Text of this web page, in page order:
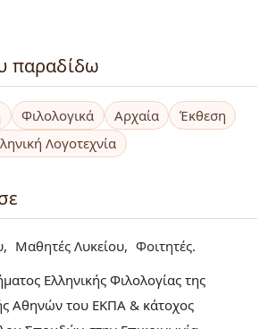
παραδίδω
Φιλολογικά Αρχαία
Έκθεση
Λογοτεχνία
Μαθητές Λυκείου
Φοιτητές
Ελληνικής Φιλολογίας της
Αθηνών του ΕΚΠΑ & κάτοχος